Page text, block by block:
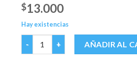
$13.000
Hay existencias
TINTE COLORISS 7.64 RUB.MED.
AÑADIR AL